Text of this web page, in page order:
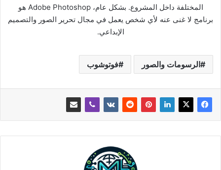
المختلفة داخل المشروع. بشكل عام، Adobe Photoshop هو
برنامج لا غنى عنه لأي شخص يعمل في مجال تحرير الصور والتصميم
الإبداعي.
الرسومات والصور فوتوشوب